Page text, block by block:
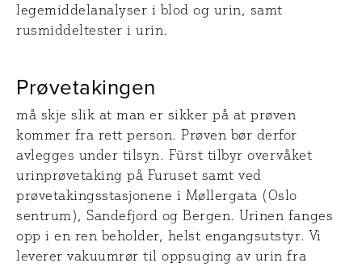
legemiddelanalyser i blod og urin, samt
rusmiddeltester i urin.
Prøvetakingen
må skje slik at man er sikker på at prøven
kommer fra rett person. Prøven bør derfor
avlegges under tilsyn. Fürst tilbyr overvåket
urinprøvetaking på Furuset samt ved
prøvetakingsstasjonene i Møllergata (Oslo
sentrum), Sandefjord og Bergen. Urinen fanges
opp i en ren beholder, helst engangsutstyr. Vi
leverer vakuumrør til oppsuging av urin fra